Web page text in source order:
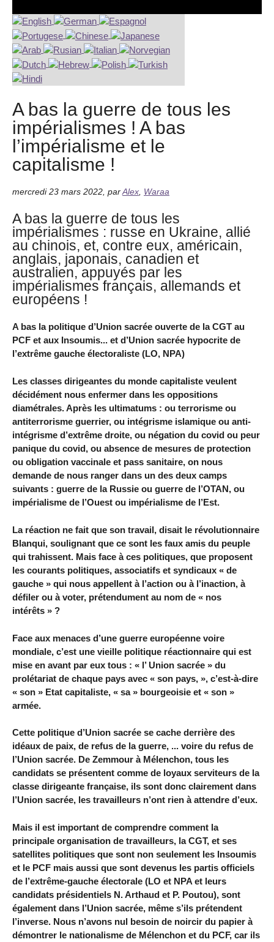
A bas la guerre de tous les
impérialismes ! A bas
l’impérialisme et le
capitalisme !
mercredi 23 mars 2022 par Alex Waraa
A bas la guerre de tous les
impérialismes : russe en Ukraine, allié
au chinois, et, contre eux, américain,
anglais, japonais, canadien et
australien, appuyés par les
impérialismes français, allemands et
européens !
A bas la politique d’Union sacrée ouverte de la CGT au
PCF et aux Insoumis... et d’Union sacrée hypocrite de
l’extrême gauche électoraliste (LO, NPA)
Les classes dirigeantes du monde capitaliste veulent
décidément nous enfermer dans les oppositions
diamétrales. Après les ultimatums : ou terrorisme ou
antiterrorisme guerrier, ou intégrisme islamique ou anti-
intégrisme d’extrême droite, ou négation du covid ou peur
panique du covid, ou absence de mesures de protection
ou obligation vaccinale et pass sanitaire, on nous
demande de nous ranger dans un des deux camps
suivants : guerre de la Russie ou guerre de l’OTAN, ou
impérialisme de l’Ouest ou impérialisme de l’Est.
La réaction ne fait que son travail, disait le révolutionnaire
Blanqui, soulignant que ce sont les faux amis du peuple
qui trahissent. Mais face à ces politiques, que proposent
les courants politiques, associatifs et syndicaux « de
gauche » qui nous appellent à l’action ou à l’inaction, à
défiler ou à voter, prétendument au nom de « nos
intérêts » ?
Face aux menaces d’une guerre européenne voire
mondiale, c’est une vieille politique réactionnaire qui est
mise en avant par eux tous : « l’ Union sacrée » du
prolétariat de chaque pays avec « son pays, », c’est-à-dire
« son » Etat capitaliste, « sa » bourgeoisie et « son »
armée.
Cette politique d’Union sacrée se cache derrière des
idéaux de paix, de refus de la guerre, ... voire du refus de
l’Union sacrée. De Zemmour à Mélenchon, tous les
candidats se présentent comme de loyaux serviteurs de la
classe dirigeante française, ils sont donc clairement dans
l’Union sacrée, les travailleurs n’ont rien à attendre d’eux.
Mais il est important de comprendre comment la
principale organisation de travailleurs, la CGT, et ses
satellites politiques que sont non seulement les Insoumis
et le PCF mais aussi que sont devenus les partis officiels
de l’extrême-gauche électorale (LO et NPA et leurs
candidats présidentiels N. Arthaud et P. Poutou), sont
également dans l’Union sacrée, même s’ils prétendent
l’inverse. Nous n’avons nul besoin de noircir du papier à
démontrer le nationalisme de Mélenchon et du PCF, car ils